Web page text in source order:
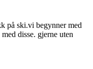
på ski.vi begynner med
disse. gjerne uten